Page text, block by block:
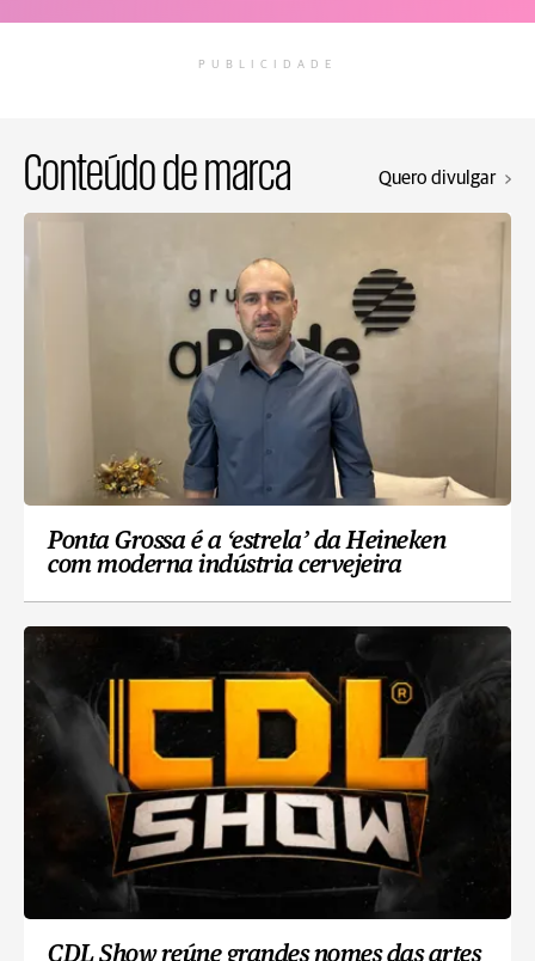
PUBLICIDADE
Conteúdo de marca Quero divulgar
Ponta Grossa é a ‘estrela’ da Heineken
com moderna indústria cervejeira
CDL Show reúne grandes nomes das artes